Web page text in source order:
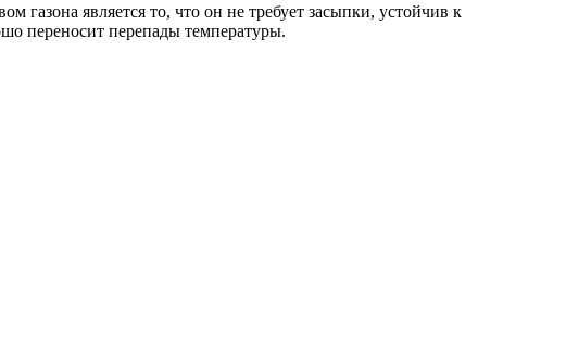
является то, что он не требует засыпки, устойчив к
переносит перепады температуры.